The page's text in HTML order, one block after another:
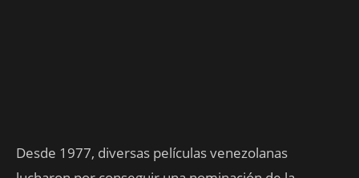
Desde 1977, diversas películas venezolanas